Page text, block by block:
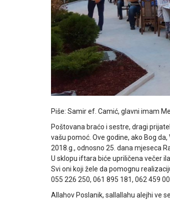
Piše: Samir ef. Camić, glavni imam
Poštovana braćo i sestre, dragi
vašu pomoć. Ove godine, ako Bog
2018.g., odnosno 25. dana mjeseca
U sklopu iftara biće upriličena večer
Svi oni koji žele da pomognu
055 226 250, 061 895 181, 062 459
Allahov Poslanik, sallallahu alejhi ve